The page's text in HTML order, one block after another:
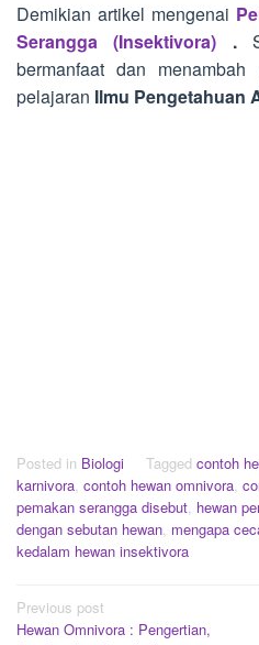
Demikian artikel mengenai
Serangga (Insektivora) .
bermanfaat dan
pelajaran Ilmu Pengetahuan
Posted in Biologi Tagged contoh
karnivora, contoh hewan omnivora,
pemakan serangga disebut, hewan
dengan sebutan hewan, mengapa
kedalam hewan insektivora
Post
Previous post
Hewan Omnivora : Pengertian,